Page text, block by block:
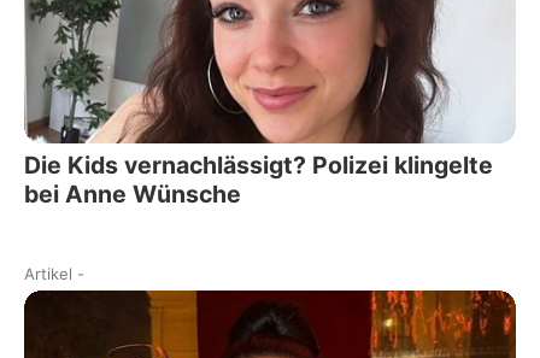
Die Kids vernachlässigt? Polizei klingelte
bei Anne Wünsche
Artikel -